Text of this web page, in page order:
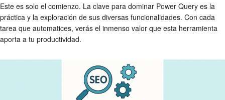
Este es solo el comienzo. La clave para dominar Power Query es la
práctica y la exploración de sus diversas funcionalidades. Con cada
tarea que automatices, verás el inmenso valor que esta herramienta
aporta a tu productividad.